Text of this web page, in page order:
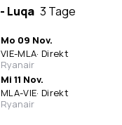
- Luqa 3 Tage
Mo 09 Nov.
VIE-MLA· Direkt
Ryanair
Mi 11 Nov.
MLA-VIE· Direkt
Ryanair